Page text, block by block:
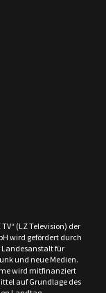
TV“ (LZ Television) der
wird gefördert durch
Landesanstalt für
und neue Medien.
wird mitfinanziert
auf Grundlage des